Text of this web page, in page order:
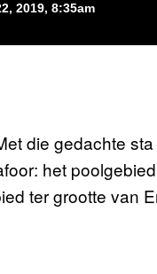
2019, 8:35am
die gedachte
het
ter grootte van